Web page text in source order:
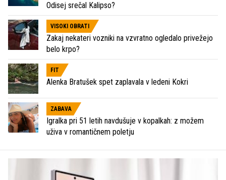
Odisej srečal Kalipso?
VISOKI OBRATI
Zakaj nekateri vozniki na vzvratno ogledalo privežejo
belo krpo?
FIT
Alenka Bratušek spet zaplavala v ledeni Kokri
ZABAVA
Igralka pri 51 letih navdušuje v kopalkah: z možem
uživa v romantičnem poletju